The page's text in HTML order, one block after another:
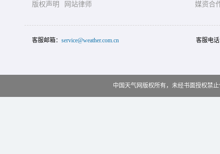
版权声明
网站律师
媒资合
客服邮箱： service@weather.com.cn 客服电
中国天气网版权所有，未经书面授权